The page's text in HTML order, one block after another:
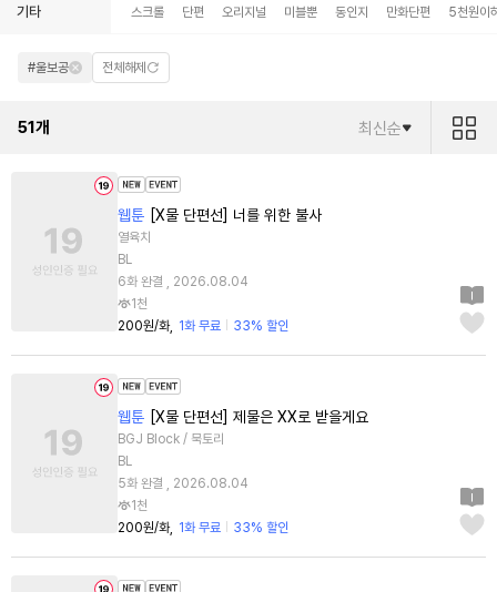
기타 스크롤 단편 오리지널 미블뿐 동인지 만화단편 5천원이
#울보공 전체해제
51개 최신순
웹툰 [X물 단편선] 너를 위한 불사
열육치
BL
6화 완결 , 2026.08.04
1천
200원/화
1화 무료 33% 할인
웹툰 [X물 단편선] 제물은 XX로 받을게요
BGJ Block / 묵토리
BL
5화 완결 , 2026.08.04
1천
200원/화
1화 무료 33% 할인